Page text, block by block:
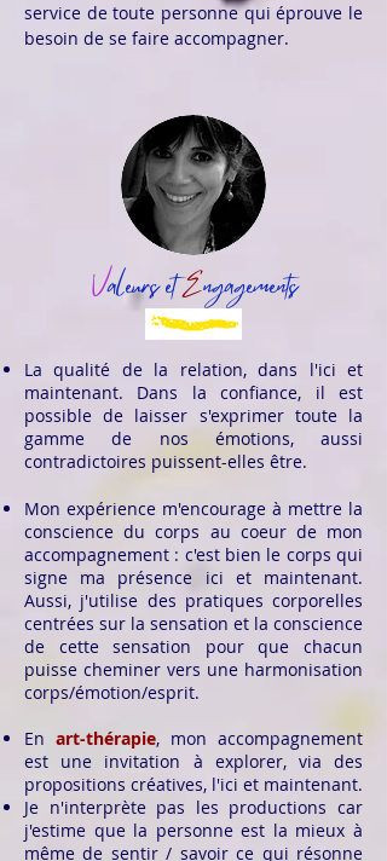
service de toute personne qui éprouve le
besoin de se faire accompagner.
Valeurs etEngagements
La qualité de la relation, dans l'ici et
maintenant. Dans la confiance, il est
possible de laisser s'exprimer toute la
gamme de nos émotions, aussi
contradictoires puissent-elles être.
Mon expérience m'encourage à mettre la
conscience du corps au coeur de mon
accompagnement : c'est bien le corps qui
signe ma présence ici et maintenant.
Aussi, j'utilise des pratiques corporelles
centrées sur la sensation et la conscience
de cette sensation pour que chacun
puisse cheminer vers une harmonisation
corps/émotion/esprit.
En art-thérapie, mon accompagnement
est une invitation à explorer, via des
propositions créatives, l'ici et maintenant.
Je n'interprète pas les productions car
j'estime que la personne est la mieux à
même de sentir / savoir ce qui résonne